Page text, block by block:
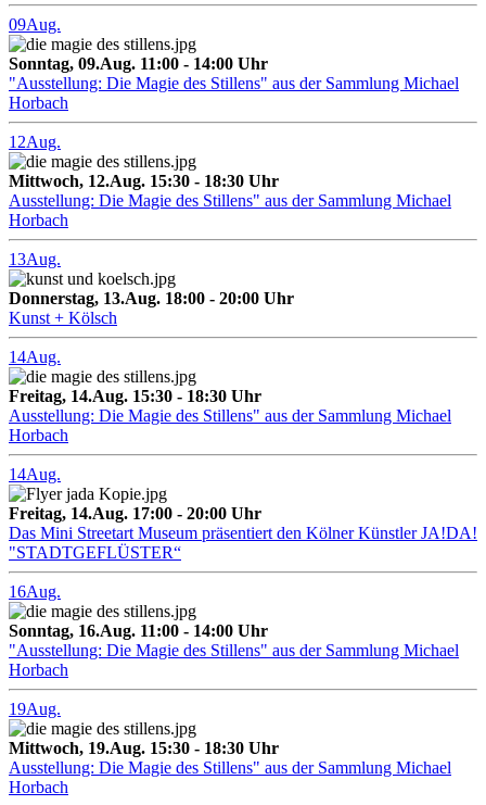
09Aug.
Sonntag, 09.Aug. 11:00 - 14:00 Uhr
"Ausstellung: Die Magie des Stillens" aus der Sammlung Michael
Horbach
12Aug.
Mittwoch, 12.Aug. 15:30 - 18:30 Uhr
Ausstellung: Die Magie des Stillens" aus der Sammlung Michael
Horbach
13Aug.
Donnerstag, 13.Aug. 18:00 - 20:00 Uhr
Kunst + Kölsch
14Aug.
Freitag, 14.Aug. 15:30 - 18:30 Uhr
Ausstellung: Die Magie des Stillens" aus der Sammlung Michael
Horbach
14Aug.
Freitag, 14.Aug. 17:00 - 20:00 Uhr
Das Mini Streetart Museum präsentiert den Kölner Künstler JA!DA!
"STADTGEFLÜSTER“
16Aug.
Sonntag, 16.Aug. 11:00 - 14:00 Uhr
"Ausstellung: Die Magie des Stillens" aus der Sammlung Michael
Horbach
19Aug.
Mittwoch, 19.Aug. 15:30 - 18:30 Uhr
Ausstellung: Die Magie des Stillens" aus der Sammlung Michael
Horbach